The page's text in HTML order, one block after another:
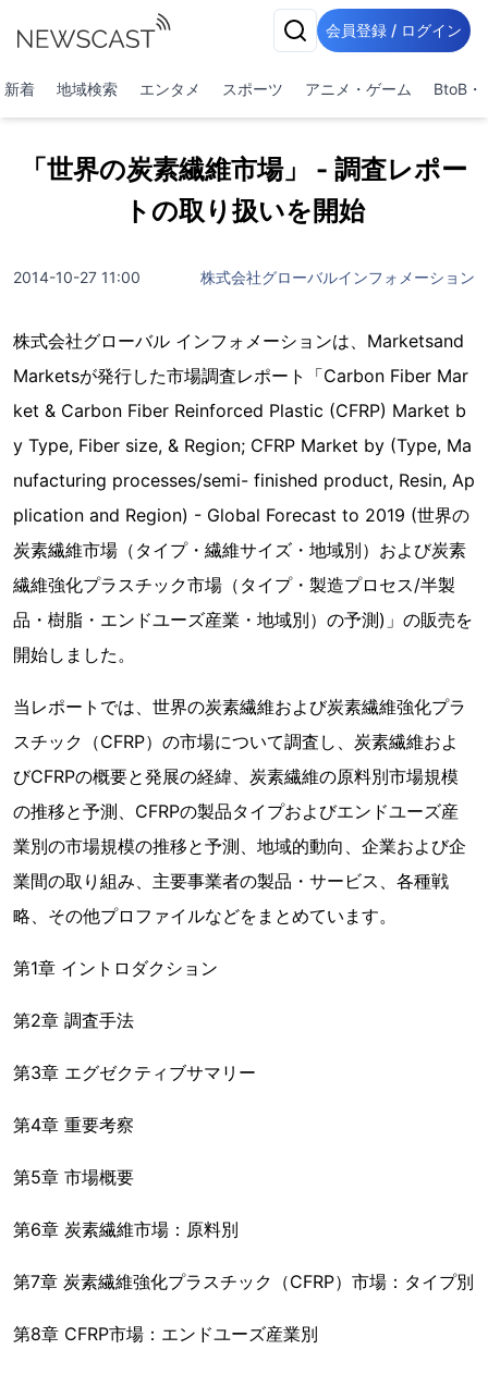
会員登録 / ログイン
新着 地域検索 エンタメ スポーツ アニメ・ゲーム BtoB・
「世界の炭素繊維市場」 - 調査レポー
トの取り扱いを開始
2014-10-27 11:00 株式会社グローバルインフォメーション
株式会社グローバル インフォメーションは、Marketsand
Marketsが発行した市場調査レポート「Carbon Fiber Mar
ket & Carbon Fiber Reinforced Plastic (CFRP) Market b
y Type, Fiber size, & Region; CFRP Market by (Type, Ma
nufacturing processes/semi- finished product, Resin, Ap
plication and Region) - Global Forecast to 2019 (世界の
炭素繊維市場（タイプ・繊維サイズ・地域別）および炭素
繊維強化プラスチック市場（タイプ・製造プロセス/半製
品・樹脂・エンドユーズ産業・地域別）の予測)」の販売を
開始しました。
当レポートでは、世界の炭素繊維および炭素繊維強化プラ
スチック（CFRP）の市場について調査し、炭素繊維およ
びCFRPの概要と発展の経緯、炭素繊維の原料別市場規模
の推移と予測、CFRPの製品タイプおよびエンドユーズ産
業別の市場規模の推移と予測、地域的動向、企業および企
業間の取り組み、主要事業者の製品・サービス、各種戦
略、その他プロファイルなどをまとめています。
第1章 イントロダクション
第2章 調査手法
第3章 エグゼクティブサマリー
第4章 重要考察
第5章 市場概要
第6章 炭素繊維市場：原料別
第7章 炭素繊維強化プラスチック（CFRP）市場：タイプ別
第8章 CFRP市場：エンドユーズ産業別